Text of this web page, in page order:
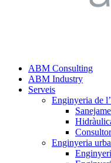
ABM Consulting
ABM Industry
Serveis
Enginyeria de
Enginyeria